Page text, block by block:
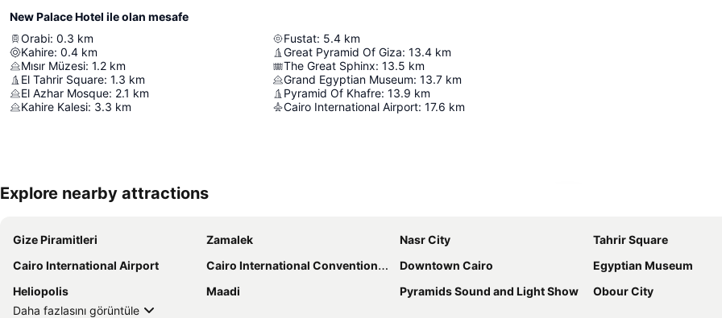
New Palace Hotel ile olan mesafe
Orabi: 0.3 km
Kahire: 0.4 km
Mısır Müzesi: 1.2 km
El Tahrir Square: 1.3 km
El Azhar Mosque: 2.1 km
Kahire Kalesi: 3.3 km
Fustat: 5.4 km
Great Pyramid Of Giza: 13.4 km
The Great Sphinx: 13.5 km
Grand Egyptian Museum: 13.7 km
Pyramid Of Khafre: 13.9 km
Cairo International Airport: 17.6 km
Explore nearby attractions
Gize Piramitleri Zamalek Nasr City
Tahrir Square
Cairo International Airport
Cairo International Convention & Exhibition centre (CICC) Downtown Cairo
Egyptian Museum
Heliopolis
Maadi Pyramids Sound and Light Show
Obour City
Daha fazlasını görüntüle